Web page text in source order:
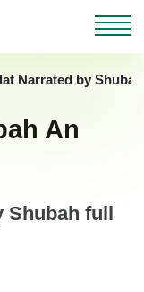
Narrated by
An
Shubah full